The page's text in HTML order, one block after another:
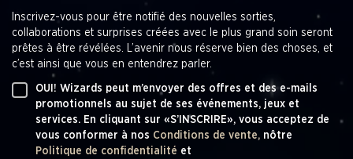
Inscrivez-vous pour être notifié des nouvelles sorties,
collaborations et surprises créées avec le plus grand soin seront
prêtes à être révélées. L’avenir nous réserve bien des choses, et
c’est ainsi que vous en entendrez parler.
OUI! Wizards peut m’envoyer des offres et des e-mails
promotionnels au sujet de ses événements, jeux et
services. En cliquant sur «S’INSCRIRE», vous acceptez de
vous conformer à nos Conditions de vente, nôtre
Politique de confidentialité et